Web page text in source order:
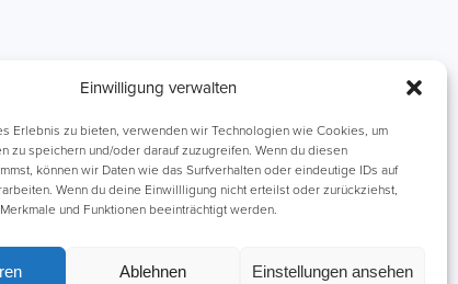
Einwilligung verwalten
Erlebnis zu bieten, verwenden wir Technologien wie Cookies, um
zu speichern und/oder darauf zuzugreifen. Wenn du diesen
können wir Daten wie das Surfverhalten oder eindeutige IDs auf
Wenn du deine Einwillligung nicht erteilst oder zurückziehst,
und Funktionen beeinträchtigt werden.
Ablehnen Einstellungen ansehen